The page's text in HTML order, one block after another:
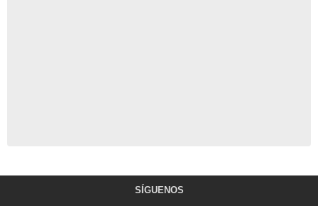
SÍGUENOS